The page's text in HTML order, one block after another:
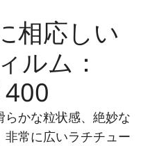
相応しい
ルム：
かな粒状感、絶妙な
非常に広いラチチュー